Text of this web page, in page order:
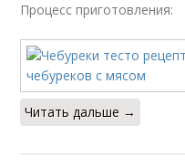
Процесс приготовления:
Читать дальше →